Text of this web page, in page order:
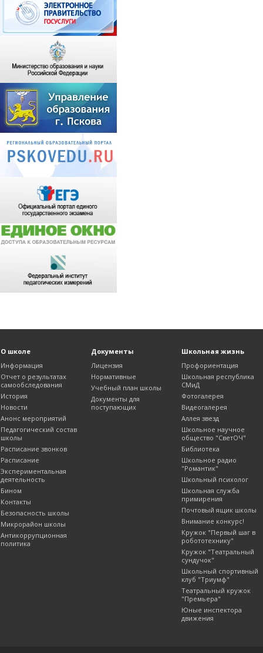
О школе
Информация
Отчет о результатах
самообследования
История
Новости
Анонс мероприятий
Педагогический состав
школы
Расписание звонков
Расписание
Экспериментальная
деятельность
Бином
Контакты
Безопасность школы
Микрорайон школы
Антикоррупционная
политика
Документы
Лицензия
Нормативные
Учебный план школы
Документы для
поступающих
Школьная жизнь
Профориентация
Школьная республика
СМиД
Фотогалерея
Видеогалерея
Аллея звезд
Школьное научное
общество "СветОЧ"
Библиотека
Школьное радио
"Романтик"
Школьный психолог
Школьная служба
примирения
Почтовый ящик школы
Внимание конкурс!
Кружок "Первый шаг в
робототехнику"
Кружок "Театральный
сундучок"
Школьный спортивный
клуб "Триумф"
Театральный кружок
"Премьера"
Юные инспектора
движения